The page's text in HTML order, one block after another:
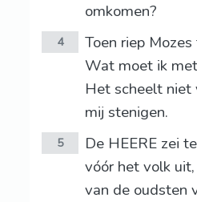
omkomen?
4
Toen riep
Wat moet ik
Het scheelt niet
mij stenigen.
5
De HEERE zei
vóór het volk
van de oudsten